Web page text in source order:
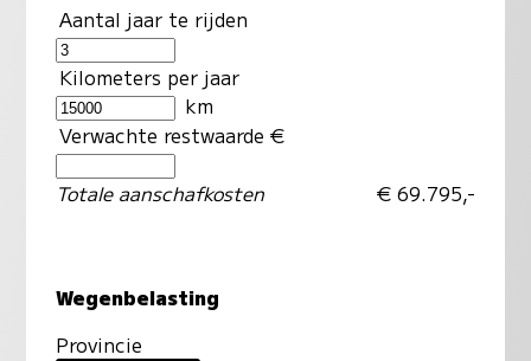
Aantal jaar te rijden
Kilometers per jaar
km
Verwachte restwaarde €
Totale aanschafkosten € 69.795,-
Wegenbelasting
Provincie